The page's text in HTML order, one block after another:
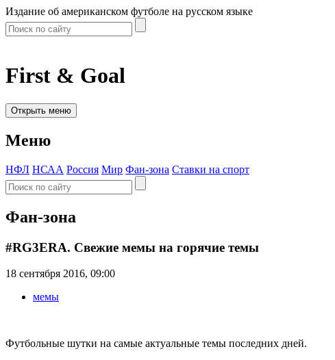
Издание об американском футболе на русском языке
First & Goal
Открыть меню
Меню
НФЛ НСАА Россия Мир Фан-зона Ставки на спорт
Фан-зона
#RG3ERA. Свежие мемы на горячие темы
18 сентября 2016, 09:00
мемы
Футбольные шутки на самые актуальные темы последних дней.